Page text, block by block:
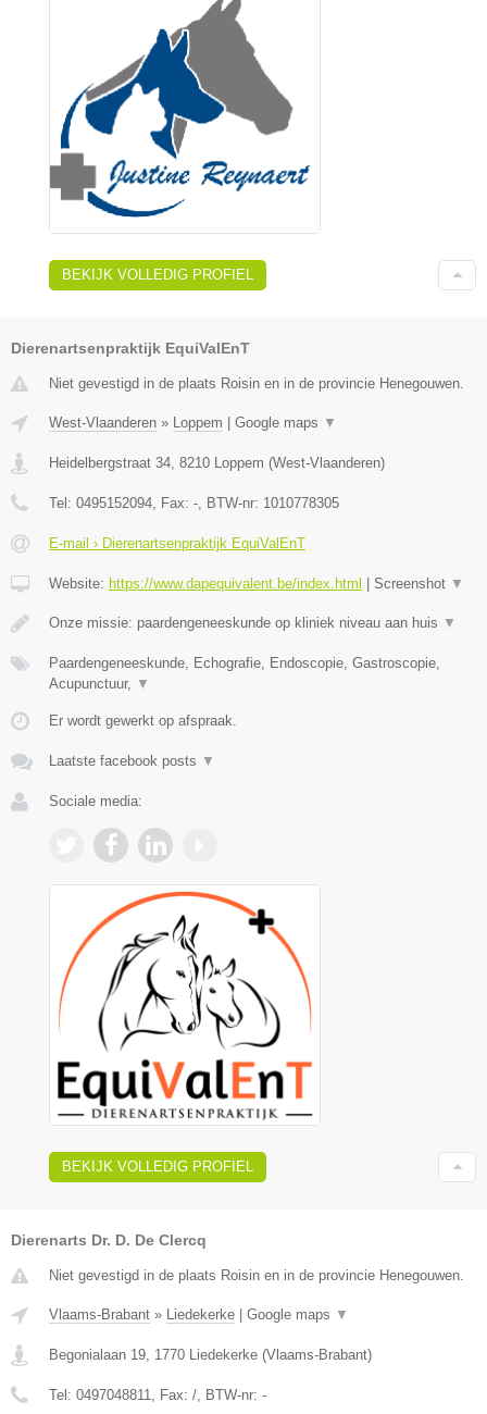
BEKIJK VOLLEDIG PROFIEL
Dierenartsenpraktijk EquiValEnT
Niet gevestigd in de plaats Roisin en in de provincie Henegouwen.
West-Vlaanderen » Loppem | Google maps ▼
Heidelbergstraat 34 8210 Loppem (West-Vlaanderen)
Tel: 0495152094 , Fax: - , BTW-nr: 1010778305
E-mail › Dierenartsenpraktijk EquiValEnT
Website: https://www.dapequivalent.be/index.html | Screenshot ▼
Onze missie: paardengeneeskunde op kliniek niveau aan huis ▼
Paardengeneeskunde, Echografie, Endoscopie, Gastroscopie,
Acupunctuur,
▼
Er wordt gewerkt op afspraak.
Laatste facebook posts ▼
Sociale media:
BEKIJK VOLLEDIG PROFIEL
Dierenarts Dr. D. De Clercq
Niet gevestigd in de plaats Roisin en in de provincie Henegouwen.
Vlaams-Brabant » Liedekerke Google maps ▼
Begonialaan 19 1770 Liedekerke (Vlaams-Brabant)
Tel: 0497048811 , Fax: / , BTW-nr: -